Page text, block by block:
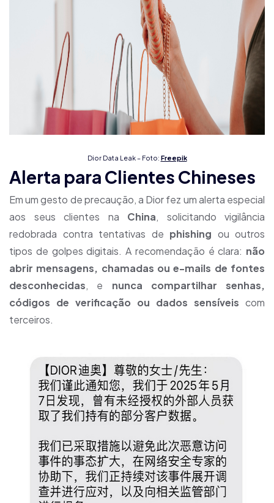
Dior Data Leak – Foto: Freepik
Alerta para Clientes Chineses
Em um gesto de precaução, a Dior fez um alerta especial
aos seus clientes na China, solicitando vigilância
redobrada contra tentativas de phishing ou outros
tipos de golpes digitais. A recomendação é clara: não
abrir mensagens, chamadas ou e-mails de fontes
desconhecidas, e nunca compartilhar senhas,
códigos de verificação ou dados sensíveis com
terceiros.